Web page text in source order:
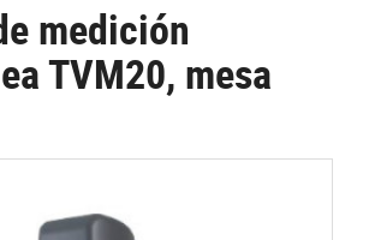
medición
TVM20, mesa